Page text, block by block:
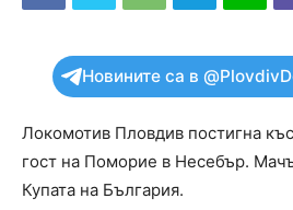
Новините са в
Локомотив Пловдив постигна
гост на Поморие в Несебър.
Купата на България.